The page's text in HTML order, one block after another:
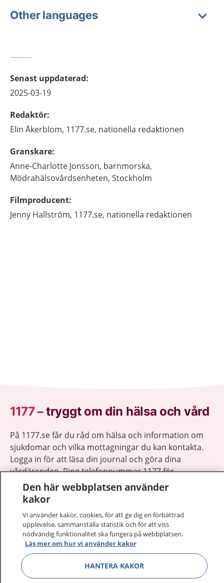
Other languages
Senast uppdaterad:
2025-03-19
Redaktör:
Elin Åkerblom, 1177.se, nationella redaktionen
Granskare:
Anne-Charlotte Jonsson, barnmorska,
Mödrahälsovårdsenheten, Stockholm
Filmproducent:
Jenny Hallström, 1177.se, nationella redaktionen
1177–tryggt om din hälsa och vård
På 1177.se får du råd om hälsa och information om
sjukdomar och vilka mottagningar du kan kontakta.
Logga in för att läsa din journal och göra dina
vårdärenden. Ring telefonnummer 1177 för
sjukvårdsrådgivning dygnet runt.
1177 ger dig råd när du vill må bättre.
1177 på flera språk Visa
Den här webbplatsen använder
kakor
Vi använder kakor, cookies, för att ge dig en förbättrad
upplevelse, sammanställa statistik och för att viss
nödvändig funktionalitet ska fungera på webbplatsen.
Läs mer om hur vi använder kakor
HANTERA KAKOR